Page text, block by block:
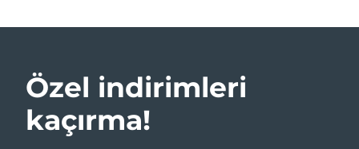
Özel indirimleri
kaçırma!